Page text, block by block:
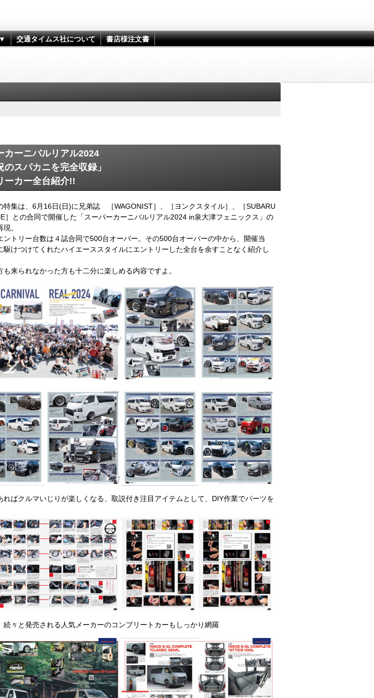
交通タイムス社について 書店様注文書
カーニバルリアル2024
のスパカニを完全収録」
ーカー全台紹介!!
集は、6月16日(日)に兄弟誌 ［WAGONIST］、［ヨンクスタイル］、［SUBARU
］との合同で開催した「スーパーカーニバルリアル2024 in泉大津フェニックス」の
。
ントリー台数は４誌合同で500台オーバー。その500台オーバーの中から、開催当
駆けつけてくれたハイエーススタイルにエントリーした全台を余すことなく紹介し
も来られなかった方も十二分に楽しめる内容ですよ。
ばクルマいじりが楽しくなる、取説付き注目アイテムとして、DIY作業でパーツを
々と発売される人気メーカーのコンプリートカーもしっかり網羅